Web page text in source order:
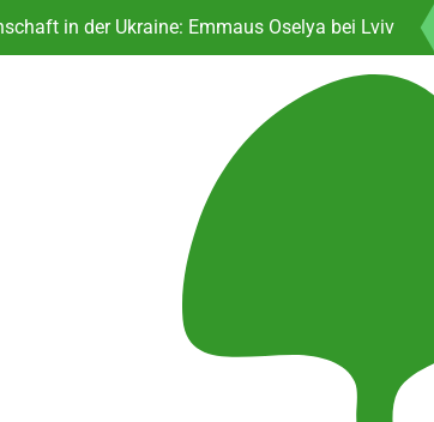
in der Ukraine: Emmaus Oselya bei Lviv
Sprungbrett für Neustart ins Leben
KoALa - Das kostenlose Anstoss Lastenrad
in der Ukraine: Emmaus Oselya bei Lviv